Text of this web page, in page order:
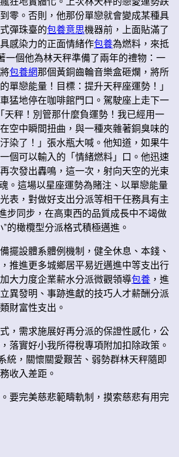
零。否則，他那份單戀就會變成某種具
彈珠臺的包養意思機器前，上面貼滿了
感染力的正面情緒作包養為燃料，來抵
個他為林天秤準備了兩年的禮物：一
包養網那個黃銅齒輪音樂盒砸爛，將所
戀能量！目標：提升天秤座運勢！」
猛地停在咖啡館門口。駕駛座上走下一
秤！別管那什麼負運勢！我已經用一
空中瞬間扭曲，與一種夾雜著銅臭味的
染了！」張水瓶大喊。他知道，如果牛
個可以輸入的「情緒燃料」口。他迅速
次發出轟鳴，這一次，射向天空的光束
。這場以星座運勢為賭注、以單戀能量
表，對做好支出分派等相干任務具有主
步同步，在高東西的品質成長中不竭做
的橄欖型分派格式積極邁進。
擺設體系體例機制，健全休息、本錢、
推進更多城鄉居平易近邁進中等支出行
大力度企業薪水分派微觀領導包養 ，進
異發明、事跡進獻的技巧人才薪酬分派
財富性支出。
，需求施展好再分派的保證性感化，公
落實好小我所得稅專項附加扣除政策。
統，關懷關愛艱苦、弱勢群林天秤隨即
收入差距。
要完美慈悲範疇軌制，摸索慈悲有用完